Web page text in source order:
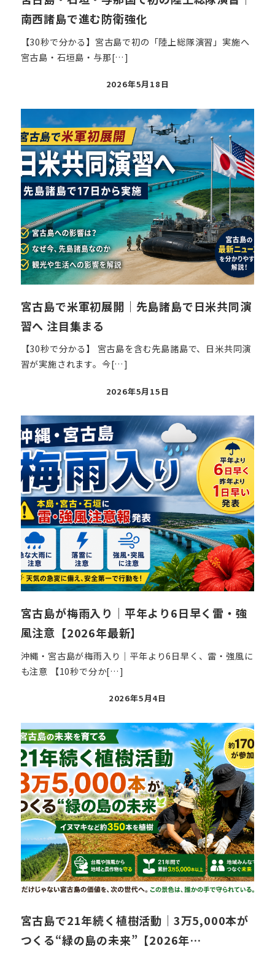
南西諸島で進む防衛強化
【30秒で分かる】宮古島で初の「陸上総隊演習」実施へ
宮古島・石垣島・与那[…]
投
日
2026年5月18日
宮古島で米軍初展開｜先島諸島で日米共同演
習へ 注目集まる
【30秒で分かる】 宮古島を含む先島諸島で、日米共同演
習が実施されます。今[…]
投
日
2026年5月15日
宮古島が梅雨入り｜平年より6日早く雷・強
風注意【2026年最新】
沖縄・宮古島が梅雨入り｜平年より6日早く、雷・強風に
も注意 【10秒で分か[…]
投
日
2026年5月4日
宮古島で21年続く植樹活動｜3万5,000本が
つくる“緑の島の未来”【2026年…